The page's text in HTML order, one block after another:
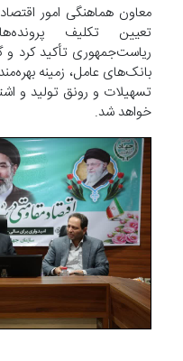
معاون هماهنگی امور
تعیین تکلیف
ریاست‌جمهوری تأکید کرد
بانک‌های عامل، زمینه
تسهیلات و رونق تولید و
خواهد شد.